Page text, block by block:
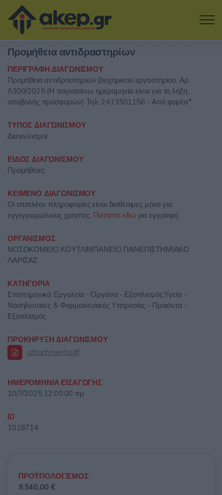
Μετάβαση στο κύριο περιεχόμενο
Η εταιρία
Αναζήτηση Διαγωνισμών
Δοκιμάστε την Υπηρεσία
Επικοινωνία
Σύνδεση
Είσοδος Εγγραφή
Προμήθεια αντιδραστηρίων
ΠΕΡΙΓΡΑΦΗ ΔΙΑΓΩΝΙΣΜΟΥ
Προμήθεια αντιδραστηρίων βιοχημικού εργαστηρίου, Αρ.
Λ300/2025 (Η παραπάνω ημερομηνία είναι για τη λήξη
υποβολής προσφορών) Τηλ. 2413501156 - Από φορέα*
ΤΥΠΟΣ ΔΙΑΓΩΝΙΣΜΟΥ
Διαγωνισμοί
ΕΙΔΟΣ ΔΙΑΓΩΝΙΣΜΟΥ
Προμήθειες
ΚΕΙΜΕΝΟ ΔΙΑΓΩΝΙΣΜΟΥ
Οι επιπλέον πληροφορίες είναι διαθέσιμες μόνο για
εγγεγραμμένους χρήστες. Πατήστε εδώ για εγγραφή.
ΟΡΓΑΝΙΣΜΟΣ
ΝΟΣΟΚΟΜΕΙΟ ΚΟΥΤΛΙΜΠΑΝΕΙΟ ΠΑΝΕΠΙΣΤΗΜΙΑΚΟ
ΛΑΡΙΣΑΣ
ΚΑΤΗΓΟΡΙΑ
Επιστημονικά Εργαλεία - Όργανα - Εξοπλισμός,Υγεία -
Νοσηλευτικές & Φαρμακευτικές Υπηρεσίες - Προιόντα -
Εξοπλισμός
ΠΡΟΚΗΡΥΞΗ ΔΙΑΓΩΝΙΣΜΟΥ
attachment.pdf
ΗΜΕΡΟΜΗΝΙΑ ΕΙΣΑΓΩΓΗΣ
10/7/2025 12:00:00 πμ
ID
1018714
ΠΡΟΫΠΟΛΟΓΙΣΜΟΣ
9.540,00 €